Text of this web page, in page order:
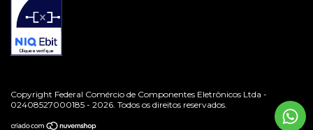
Copyright Federal Comércio de Componentes Eletrônicos Ltda -
02408527000185 - 2026. Todos os direitos reservados.